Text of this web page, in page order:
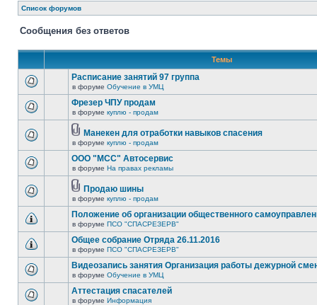
Список форумов
Сообщения без ответов
Темы
Расписание занятий 97 группа
в форуме Обучение в УМЦ
Фрезер ЧПУ продам
в форуме куплю - продам
Манекен для отработки навыков спасения
в форуме куплю - продам
ООО "МСС" Автосервис
в форуме На правах рекламы
Продаю шины
в форуме куплю - продам
Положение об организации общественного
в форуме ПСО "СПАСРЕЗЕРВ"
Общее собрание Отряда 26.11.2016
в форуме ПСО "СПАСРЕЗЕРВ"
Видеозапись занятия Организация работы дежурной
в форуме Обучение в УМЦ
Аттестация спасателей
в форуме Информация